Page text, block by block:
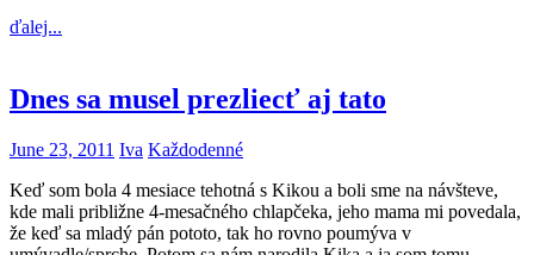
ďalej...
Dnes sa musel prezliecť aj tato
June 23, 2011 Iva Každodenné
Keď som bola 4 mesiace tehotná s Kikou a boli sme na návšteve,
kde mali približne 4-mesačného chlapčeka, jeho mama mi povedala,
že keď sa mladý pán pototo, tak ho rovno poumýva v